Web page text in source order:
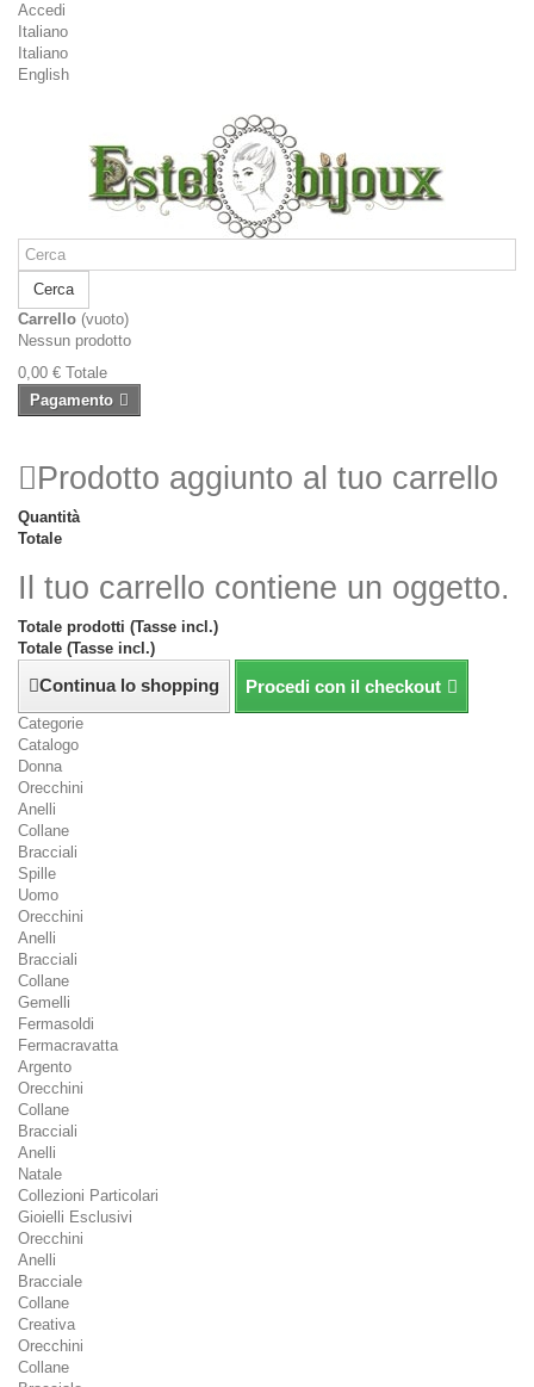
Accedi
Italiano
Italiano
English
Cerca
Carrello (vuoto)
Nessun prodotto
0,00 € Totale
Pagamento
Prodotto aggiunto al tuo carrello
Quantità
Totale
Il tuo carrello contiene un oggetto.
Totale prodotti (Tasse incl.)
Totale (Tasse incl.)
Continua lo shopping Procedi con il checkout
Categorie
Catalogo
Donna
Orecchini
Anelli
Collane
Bracciali
Spille
Uomo
Orecchini
Anelli
Bracciali
Collane
Gemelli
Fermasoldi
Fermacravatta
Argento
Orecchini
Collane
Bracciali
Anelli
Natale
Collezioni Particolari
Gioielli Esclusivi
Orecchini
Anelli
Bracciale
Collane
Creativa
Orecchini
Collane